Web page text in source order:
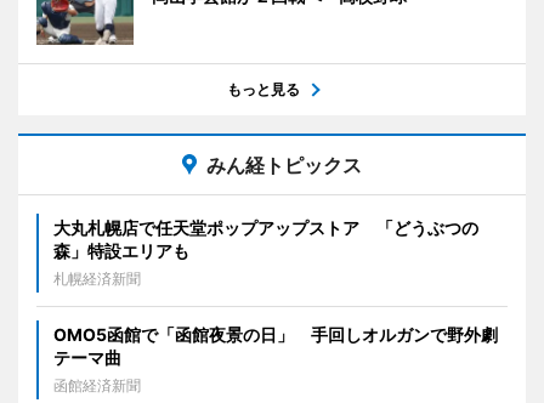
もっと見る
みん経トピックス
大丸札幌店で任天堂ポップアップストア 「どうぶつの
森」特設エリアも
札幌経済新聞
OMO5函館で「函館夜景の日」 手回しオルガンで野外劇
テーマ曲
函館経済新聞